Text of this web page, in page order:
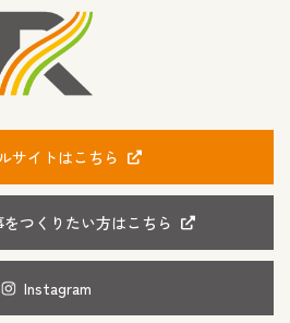
サイトはこちら
つくりたい方はこちら
Instagram